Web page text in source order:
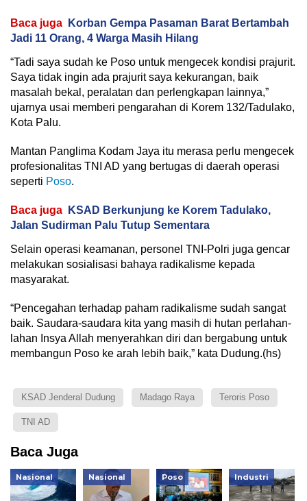
Baca juga
Korban Gempa Pasaman Barat Bertambah
Jadi 11 Orang, 4 Warga Masih Hilang
“Tadi saya sudah ke Poso untuk mengecek kondisi prajurit.
Saya tidak ingin ada prajurit saya kekurangan, baik
masalah bekal, peralatan dan perlengkapan lainnya,”
ujarnya usai memberi pengarahan di Korem 132/Tadulako,
Kota Palu.
Mantan Panglima Kodam Jaya itu merasa perlu mengecek
profesionalitas TNI AD yang bertugas di daerah operasi
seperti Poso.
Baca juga
KSAD Berkunjung ke Korem Tadulako,
Jalan Sudirman Palu Tutup Sementara
Selain operasi keamanan, personel TNI-Polri juga gencar
melakukan sosialisasi bahaya radikalisme kepada
masyarakat.
“Pencegahan terhadap paham radikalisme sudah sangat
baik. Saudara-saudara kita yang masih di hutan perlahan-
lahan Insya Allah menyerahkan diri dan bergabung untuk
membangun Poso ke arah lebih baik,” kata Dudung.(hs)
KSAD Jenderal Dudung Madago Raya Teroris Poso
TNI AD
Baca Juga
Nasional Nasional Poso Industri